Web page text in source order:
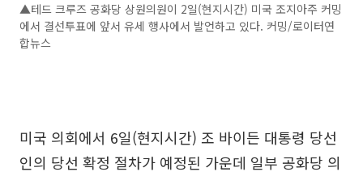
▲테드 크루즈 공화당 상원의원이 2일(현지시간) 미국 조지아주 커밍
에서 결선투표에 앞서 유세 행사에서 발언하고 있다. 커밍/로이터연
합뉴스
미국 의회에서 6일(현지시간) 조 바이든 대통령 당선
인의 당선 확정 절차가 예정된 가운데 일부 공화당 의